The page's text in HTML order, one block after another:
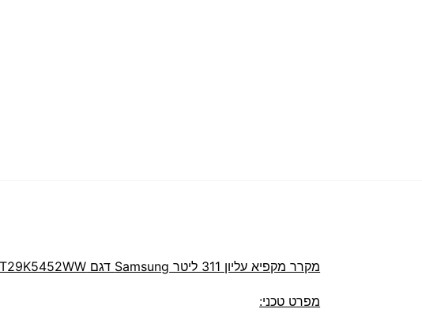
מקרר מקפיא עליון 311 ‏ליטר Samsung דגם RT29K5452WW
מפרט טכני: